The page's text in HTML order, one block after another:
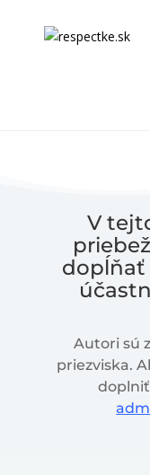
V
dopĺňať
Autori sú
priezviska.